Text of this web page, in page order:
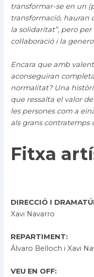
transformar-se en un
transformació, hauran
la solidaritat”, pero
col·laboració i la
Encara que amb
aconseguiran
normalitat? Una
que ressalta el valor
les persones com a
als grans contratemps
Fitxa
DIRECCIÓ I
Xavi Navarro
REPARTIMENT:
Álvaro Belloch i Xavi
VEU EN OFF: